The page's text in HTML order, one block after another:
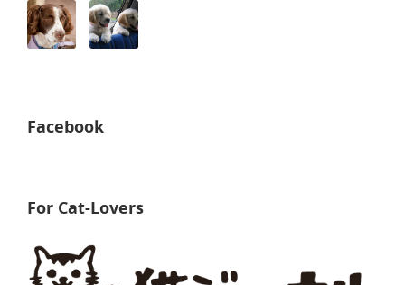
Facebook
For Cat-Lovers